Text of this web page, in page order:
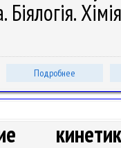
Біялогія.
Подробнее